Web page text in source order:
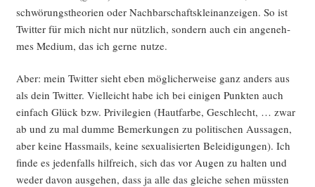
schwö­rungs­theo­rien oder Nach­bar­schafts­klein­an­zei­gen. So ist
Twit­ter für mich nicht nur nütz­lich, son­dern auch ein ange­neh­
mes Medi­um, das ich ger­ne nutze.
Aber: mein Twit­ter sieht eben mög­li­cher­wei­se ganz anders aus
als dein Twit­ter. Viel­leicht habe ich bei eini­gen Punk­ten auch
ein­fach Glück bzw. Pri­vi­le­gi­en (Haut­far­be, Geschlecht, … zwar
ab und zu mal dum­me Bemer­kun­gen zu poli­ti­schen Aus­sa­gen,
aber kei­ne Hass­mails, kei­ne sexua­li­sier­ten Belei­di­gun­gen). Ich
fin­de es jeden­falls hilf­reich, sich das vor Augen zu hal­ten und
weder davon aus­ge­hen, dass ja alle das glei­che sehen müss­ten